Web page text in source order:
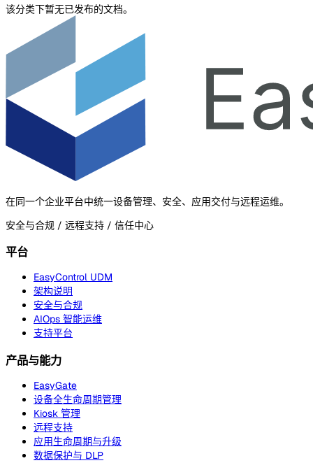
该分类下暂无已发布的文档。
在同一个企业平台中统一设备管理、安全、应用交付与远程运维。
安全与合规 / 远程支持 / 信任中心
平台
EasyControl UDM
架构说明
安全与合规
AIOps 智能运维
支持平台
产品与能力
EasyGate
设备全生命周期管理
Kiosk 管理
远程支持
应用生命周期与升级
数据保护与 DLP